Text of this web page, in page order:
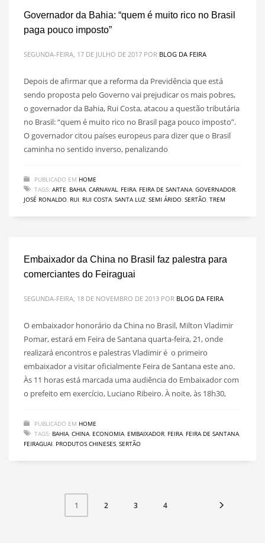
Governador da Bahia: “quem é muito rico no Brasil
paga pouco imposto”
SEGUNDA-FEIRA, 17 DE JULHO DE 2017 POR BLOG DA FEIRA
Depois de afirmar que a reforma da Previdência que está
sendo proposta pelo Governo vai prejudicar os mais pobres,
o governador da Bahia, Rui Costa, atacou a questão tributária
no Brasil: “quem é muito rico no Brasil paga pouco imposto”.
O governador citou países europeus para dizer que o Brasil
caminha no sentido inverso, penalizando
PUBLICADO EM HOME
TAGS: ARTE, BAHIA, CARNAVAL, FEIRA, FEIRA DE SANTANA, GOVERNADOR,
JOSÉ RONALDO, RUI, RUI COSTA, SANTA LUZ, SEMI ÁRIDO, SERTÃO, TREM
Embaixador da China no Brasil faz palestra para
comerciantes do Feiraguai
SEGUNDA-FEIRA, 18 DE NOVEMBRO DE 2013 POR BLOG DA FEIRA
O embaixador honorário da China no Brasil, Milton Vladimir
Pomar, estará em Feira de Santana quarta-feira, 21, onde
realizará encontros e palestras Vladimir é o primeiro
embaixador a visitar oficialmente Feira de Santana este ano.
Às 11 horas está marcada uma audiência do Embaixador com
o prefeito em exercício, Luciano Ribeiro. À noite, às 18h30,
PUBLICADO EM HOME
TAGS: BAHIA, CHINA, ECONOMIA, EMBAIXADOR, FEIRA, FEIRA DE SANTANA,
FEIRAGUAI, PRODUTOS CHINESES, SERTÃO
1 2 3 4